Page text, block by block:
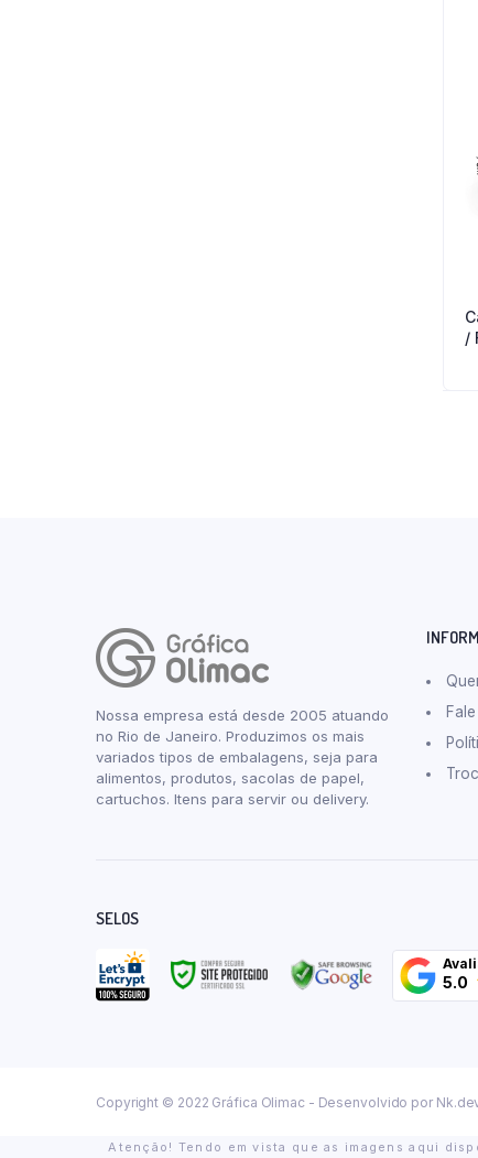
/
Nossa empresa está desde 2005 atuando
no Rio de Janeiro. Produzimos os mais
variados tipos de embalagens, seja para
alimentos, produtos, sacolas de papel,
cartuchos. Itens para servir ou delivery.
SELOS
5.0
Copyright © 2022 Gráfica Olimac - Desenvolvido por
Atenção! Tendo em vista que as imagens aqui